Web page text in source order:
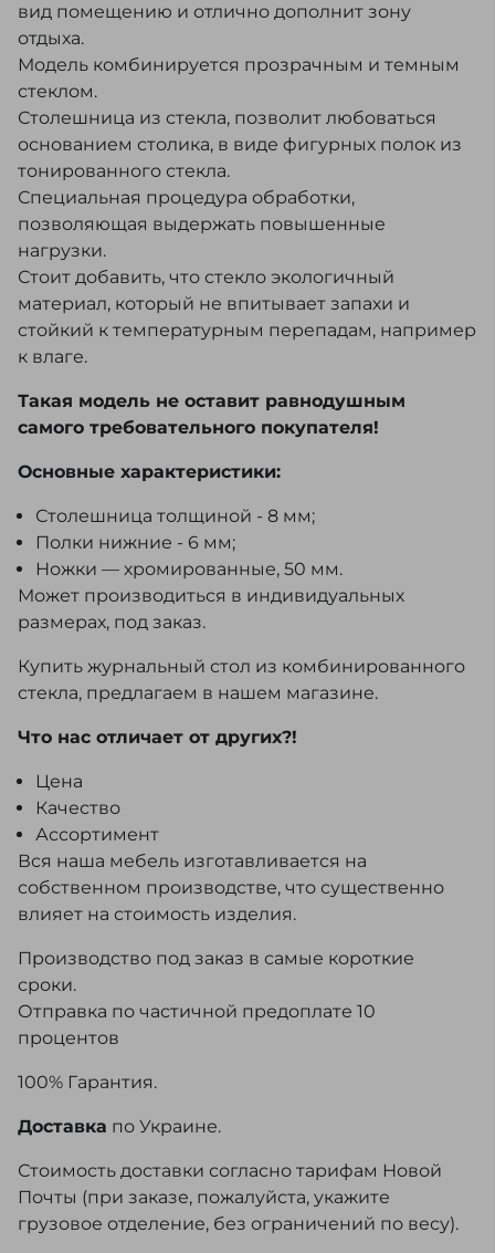
вид помещению и отлично дополнит зону
отдыха.
Модель комбинируется прозрачным и темным
стеклом.
Столешница из стекла, позволит любоваться
основанием столика, в виде фигурных полок из
тонированного стекла.
Специальная процедура обработки,
позволяющая выдержать повышенные
нагрузки.
Стоит добавить, что стекло экологичный
материал, который не впитывает запахи и
стойкий к температурным перепадам, например
к влаге.
Такая модель не оставит равнодушным
самого требовательного покупателя!
Основные характеристики:
Столешница толщиной - 8 мм;
Полки нижние - 6 мм;
Ножки — хромированные, 50 мм.
Может производиться в индивидуальных
размерах, под заказ.
Купить журнальный стол из комбинированного
стекла, предлагаем в нашем магазине.
Что нас отличает от других?!
Цена
Качество
Ассортимент
Вся наша мебель изготавливается на
собственном производстве, что существенно
влияет на стоимость изделия.
Производство под заказ в самые короткие
сроки.
Отправка по частичной предоплате 10
процентов
100% Гарантия.
Доставка по Украине.
Стоимость доставки согласно тарифам Новой
Почты (при заказе, пожалуйста, укажите
грузовое отделение, без ограничений по весу).